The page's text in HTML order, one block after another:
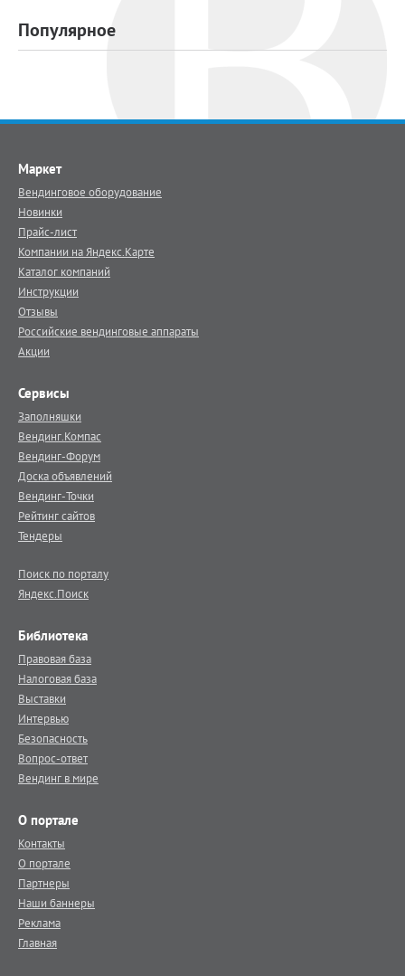
Популярное
Маркет
Вендинговое оборудование
Новинки
Прайс-лист
Компании на Яндекс.Карте
Каталог компаний
Инструкции
Отзывы
Российские вендинговые аппараты
Акции
Сервисы
Заполняшки
Вендинг.Компас
Вендинг-Форум
Доска объявлений
Вендинг-Точки
Рейтинг сайтов
Тендеры
Поиск по порталу
Яндекс.Поиск
Библиотека
Правовая база
Налоговая база
Выставки
Интервью
Безопасность
Вопрос-ответ
Вендинг в мире
О портале
Контакты
О портале
Партнеры
Наши баннеры
Реклама
Главная